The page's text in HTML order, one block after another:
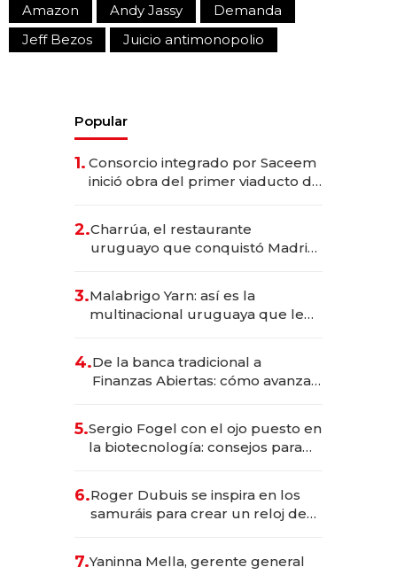
Amazon Andy Jassy
Demanda
Jeff Bezos
Juicio antimonopolio
Popular
1. Consorcio integrado por Saceem
inició obra del primer viaducto de
millones
2.Charrúa, el restaurante
uruguayo que conquistó Madrid:
anticipación y prepara apertura
3.Malabrigo Yarn: así es la
multinacional uruguaya que le
4.De la banca tradicional a
Finanzas Abiertas: cómo avanza
5.Sergio Fogel con el ojo puesto en
la biotecnología: consejos para
6.Roger Dubuis se inspira en los
samuráis para crear un reloj de
7.Yaninna Mella, gerente general